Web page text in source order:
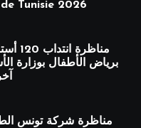
de Tunisie 2026
برياض الأطفال بوزارة